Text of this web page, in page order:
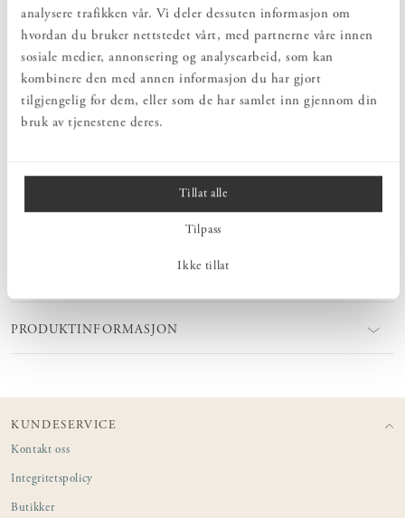
analysere trafikken vår. Vi deler dessuten informasjon om
hvordan du bruker nettstedet vårt, med partnerne våre innen
sosiale medier, annonsering og analysearbeid, som kan
kombinere den med annen informasjon du har gjort
tilgjengelig for dem, eller som de har samlet inn gjennom din
bruk av tjenestene deres.
Tillat alle
Tilpass
Ikke tillat
minimal klimapåvirkning.
EFFEKTIVT
Rengjør, pleier og vedlikeholder på best mulig måte - naturlig pleie med
god samvittighet.
SKÅNSOM
Komfortabel og skånsom med naturens egen kraft. For en sunn og
bærekraftig hverdag.
PRODUKTBESKRIVELSE
ingredienser, som renser og pleier alle hudtyper. Beriket med
økologisk neroliolje og økologisk aloe vera, som har en
PRODUKTINFORMASJON
KUNDESERVICE
Kontakt oss
Integritetspolicy
Butikker